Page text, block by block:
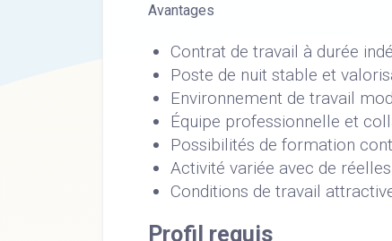
Avantages
Contrat de travail à durée
Poste de nuit stable et
Environnement de travail
Équipe professionnelle et
Possibilités de formation
Activité variée avec de
Conditions de travail
Profil requis